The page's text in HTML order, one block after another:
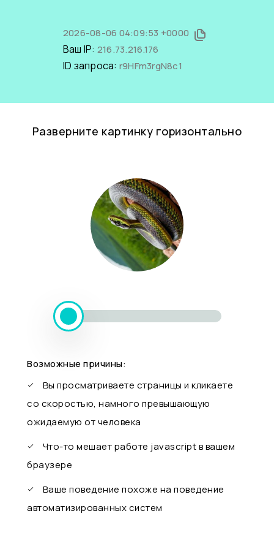
2026-08-06 04:09:53 +0000
Ваш IP: 216.73.216.176
ID запроса: r9HFm3rgN8c1
Разверните картинку горизонтально
Возможные причины:
Вы просматриваете страницы и кликаете
со скоростью, намного превышающую
ожидаемую от человека
Что-то мешает работе javascript в вашем
браузере
Ваше поведение похоже на поведение
автоматизированных систем